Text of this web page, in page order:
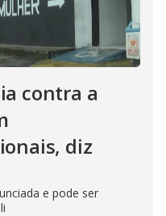
contra a
diz
e pode ser